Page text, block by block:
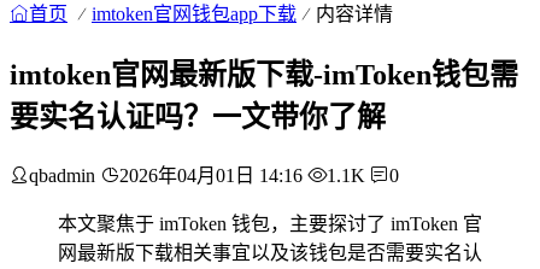
首页 imtoken官网钱包app下载 内容详情
imtoken官网最新版下载-imToken钱包需
要实名认证吗？一文带你了解
qbadmin 2026年04月01日 14:16 1.1K 0
本文聚焦于 imToken 钱包，主要探讨了 imToken 官
网最新版下载相关事宜以及该钱包是否需要实名认